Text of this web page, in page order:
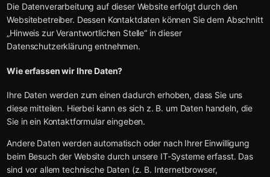
Die Datenverarbeitung auf dieser Website erfolgt durch den
Websitebetreiber. Dessen Kontaktdaten können Sie dem Abschnitt
„Hinweis zur Verantwortlichen Stelle“ in dieser
Datenschutzerklärung entnehmen.
Wie erfassen wir Ihre Daten?
Ihre Daten werden zum einen dadurch erhoben, dass Sie uns
diese mitteilen. Hierbei kann es sich z. B. um Daten handeln, die
Sie in ein Kontaktformular eingeben.
Andere Daten werden automatisch oder nach Ihrer Einwilligung
beim Besuch der Website durch unsere IT-Systeme erfasst. Das
sind vor allem technische Daten (z. B. Internetbrowser,